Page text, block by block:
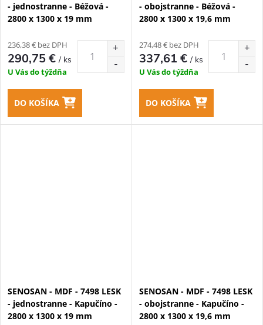
- jednostranne - Béžová -
2800 x 1300 x 19 mm
236,38 € bez DPH
290,75 €/ ks
U Vás do týždňa
DO KOŠÍKA
- obojstranne - Béžová -
2800 x 1300 x 19,6 mm
274,48 € bez DPH
337,61 €/ ks
U Vás do týždňa
DO KOŠÍKA
SENOSAN - MDF - 7498 LESK
- jednostranne - Kapučíno -
2800 x 1300 x 19 mm
SENOSAN - MDF - 7498 LESK
- obojstranne - Kapučíno -
2800 x 1300 x 19,6 mm